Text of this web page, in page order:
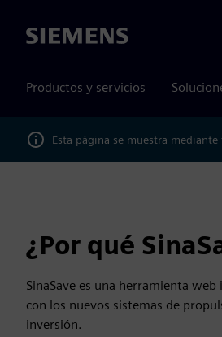
Siemens
Productos y servicios
Esta página se muestra
¿Por qué
SinaSave es una herramienta
con los nuevos sistemas de
inversión.